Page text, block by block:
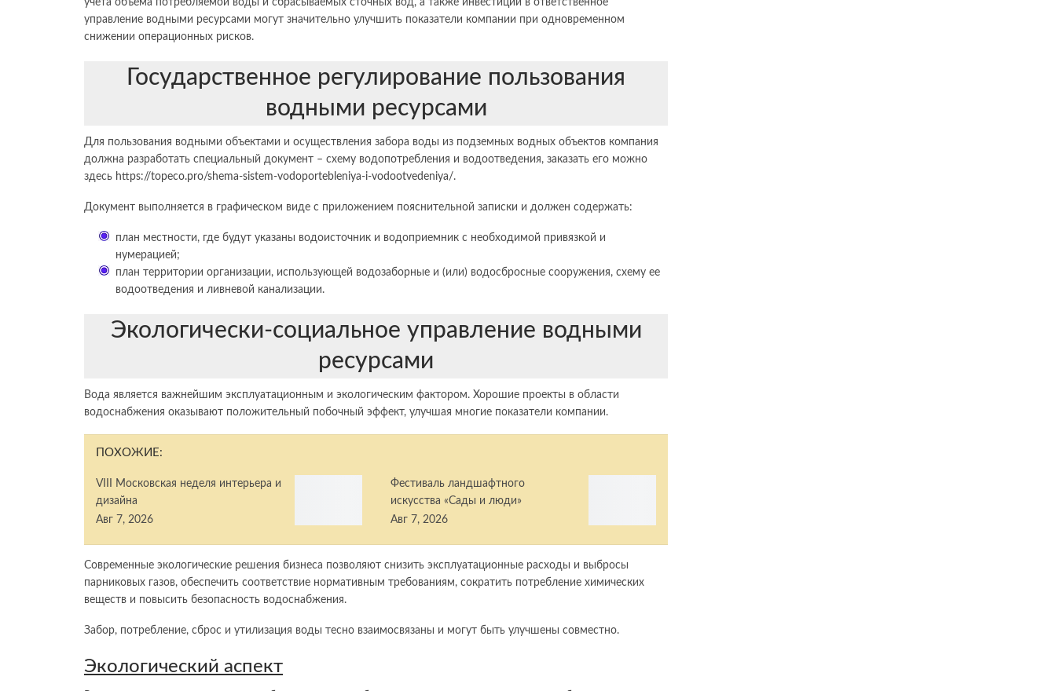
учета объема потребляемой воды и сбрасываемых сточных вод, а также инвестиции в ответственное
управление водными ресурсами могут значительно улучшить показатели компании при одновременном
снижении операционных рисков.
Государственное регулирование пользования
водными ресурсами
Для пользования водными объектами и осуществления забора воды из подземных водных объектов компания
должна разработать специальный документ – схему водопотребления и водоотведения, заказать его можно
здесь https://topeco.pro/shema-sistem-vodoportebleniya-i-vodootvedeniya/.
Документ выполняется в графическом виде с приложением пояснительной записки и должен содержать:
план местности, где будут указаны водоисточник и водоприемник с необходимой привязкой и
нумерацией;
план территории организации, использующей водозаборные и (или) водосбросные сооружения, схему ее
водоотведения и ливневой канализации.
Экологически-социальное управление водными
ресурсами
Вода является важнейшим эксплуатационным и экологическим фактором. Хорошие проекты в области
водоснабжения оказывают положительный побочный эффект, улучшая многие показатели компании.
ПОХОЖИЕ:
VIII Московская неделя интерьера и
дизайна
Авг 7, 2026
Фестиваль ландшафтного
искусства «Сады и люди»
Авг 7, 2026
Современные экологические решения бизнеса позволяют снизить эксплуатационные расходы и выбросы
парниковых газов, обеспечить соответствие нормативным требованиям, сократить потребление химических
веществ и повысить безопасность водоснабжения.
Забор, потребление, сброс и утилизация воды тесно взаимосвязаны и могут быть улучшены совместно.
Экологический аспект